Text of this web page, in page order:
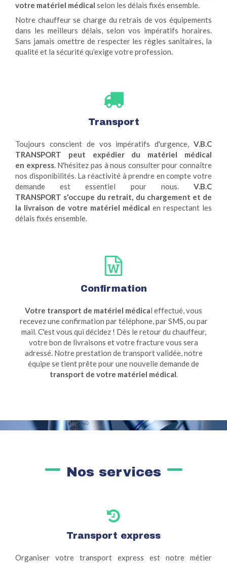
votre matériel médical selon les délais fixés ensemble.
Notre chauffeur se charge du retrais de vos équipements
dans les meilleurs délais, selon vos impératifs horaires.
Sans jamais omettre de respecter les règles sanitaires, la
qualité et la sécurité qu’exige votre profession.
Transport
Toujours conscient de vos impératifs d'urgence, V.B.C
TRANSPORT peut expédier du matériel médical
en express. N'hésitez pas à nous consulter pour connaître
nos disponibilités. La réactivité à prendre en compte votre
demande est essentiel pour nous. V.B.C
TRANSPORT s'occupe du retrait, du chargement et de
la livraison de votre matériel médical en respectant les
délais fixés ensemble.
Confirmation
Votre transport de matériel médical effectué, vous
recevez une confirmation par téléphone, par SMS, ou par
mail. C'est vous qui décidez ! Dès le retour du chauffeur,
votre bon de livraisons et votre fracture vous sera
adressé. Notre prestation de transport validée, notre
équipe se tient prête pour une nouvelle demande de
transport de votre matériel médical.
Nos services
Transport express
Organiser votre transport express est notre métier